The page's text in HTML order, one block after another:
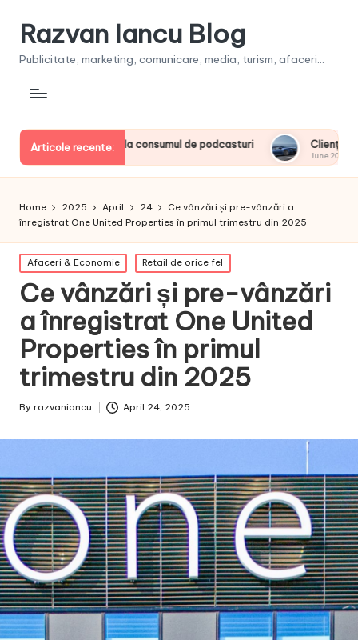
Razvan Iancu Blog
Publicitate, marketing, comunicare, media, turism, afaceri...
Articole recente:
europeni la consumul de podcasturi Clienţii își vor putea
June 20, 2026
Home 2025 April 24
Ce vânzări și pre-vânzări a
înregistrat One United Properties în primul trimestru din 2025
Posted
in
Afaceri & Economie Retail de orice fel
Ce vânzări și pre-vânzări
a înregistrat One United
Properties în primul
trimestru din 2025
Posted
By razvaniancu April 24, 2025